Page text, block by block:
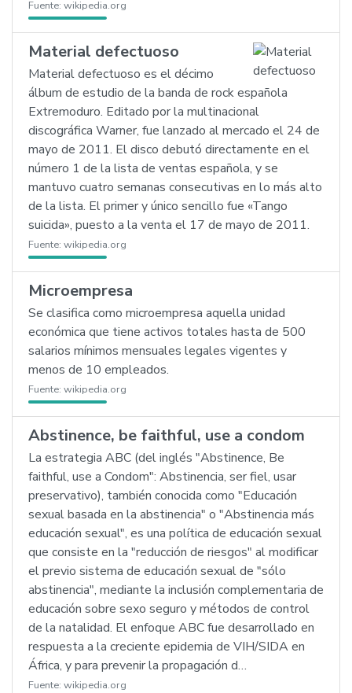
Fuente: wikipedia.org
Material defectuoso
Material defectuoso es el décimo
álbum de estudio de la banda de rock española
Extremoduro. Editado por la multinacional
discográfica Warner, fue lanzado al mercado el 24 de
mayo de 2011. El disco debutó directamente en el
número 1 de la lista de ventas española, y se
mantuvo cuatro semanas consecutivas en lo más alto
de la lista. El primer y único sencillo fue «Tango
suicida», puesto a la venta el 17 de mayo de 2011.
Fuente: wikipedia.org
Microempresa
Se clasifica como microempresa aquella unidad
económica que tiene activos totales hasta de 500
salarios mínimos mensuales legales vigentes y
menos de 10 empleados.
Fuente: wikipedia.org
Abstinence, be faithful, use a condom
La estrategia ABC (del inglés "Abstinence, Be
faithful, use a Condom": Abstinencia, ser fiel, usar
preservativo), también conocida como "Educación
sexual basada en la abstinencia" o "Abstinencia más
educación sexual", es una política de educación sexual
que consiste en la "reducción de riesgos" al modificar
el previo sistema de educación sexual de "sólo
abstinencia", mediante la inclusión complementaria de
educación sobre sexo seguro y métodos de control
de la natalidad. El enfoque ABC fue desarrollado en
respuesta a la creciente epidemia de VIH/SIDA en
África, y para prevenir la propagación d…
Fuente: wikipedia.org